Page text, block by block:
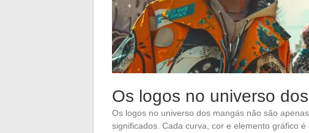
Os logos no universo
Os logos no universo dos mangás não são
significados. Cada curva, cor e elemento gráfico